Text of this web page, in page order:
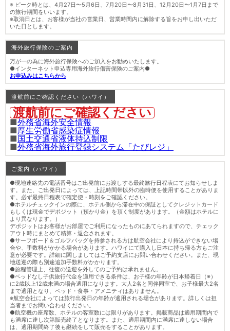
※ ピーク時とは、4月27日〜5月6日、7月20日〜8月31日、12月20日〜1月7日まで
の旅行期間をいいます。
※取消日とは、お客様が当社の営業日、営業時間内に解除する旨をお申し出いただ
いた日とします。
海外旅行保険のご案内
万が一の為に海外旅行保険へのご加入をお勧めいたします。
●インターネット申込専用海外旅行傷害保険のご案内●
お申込みはこちらから
渡航前にご確認ください（ハワイ）
渡航前にご確認ください
■外務省海外安全情報
■厚生労働省感染症情報
■国土交通省液体持込制限
■外務省海外旅行登録システム「たびレジ」
ご案内（ハワイ）
●現地連絡先の電話番号はご出発前にお渡しする最終旅行日程表にてお知らせしま
す。また、ご出発日によっては、上記時間帯以外の臨時便を使用することがありま
す。必ず最終日程表で確定便・時刻をご確認ください。
●ホテルチェックインの際に、ホテル側から滞在中の保証としてクレジットカード
もしくは現金でデポジット（預かり金）を頂く制度があります。（金額はホテルに
より異なります。）
デポジットはお客様がお部屋でご利用になったものにあてられますので、チェック
アウト時にまとめて精算・返金されます。
●サーフボード＆ゴルフバッグを持参される方は航空会社により持込ができない場
合や、手数料がかかる場合があります。ハワイにて購入し日本に持ち帰る方もご注
意が必要です。詳細に関しましてはご予約支店にお問い合わせください。また、現
地送迎の際も別途追加手数料がかかります。
●旅程管理上、往復の送迎を外してのご予約は承れません。
●ベッドなし子供旅行代金を適用できる条件は、お子様の年齢が日本帰着日（※）
に2歳以上12歳未満の場合適用になります。大人2名と同伴同室で、お子様最大2名
まで適用となり、ベッド・食事・アメニティはありません。
※航空会社によっては旅行出発日の年齢が適用される場合があります。詳しくは担
当者までお問い合わせください。
●航空機の座席数、ホテルの客室数には限りがあります。掲載商品は適用期間内で
も満席に達し次第販売終了となります。また、適用期間内に満席に達しない場合
は、適用期間終了後も継続をして販売をすることがあります。